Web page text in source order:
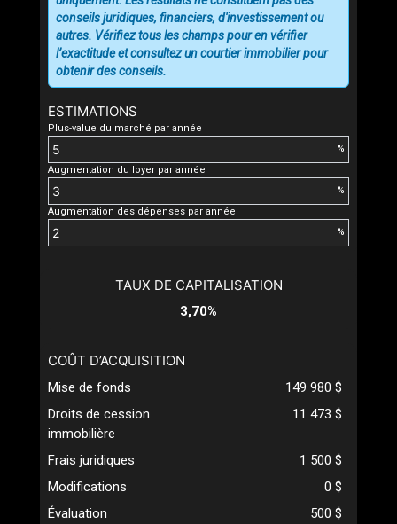
ESTIMATIONS
Plus-value du marché par année
%
Augmentation du loyer par année
%
Augmentation des dépenses par année
%
conseils juridiques, financiers, d'investissement ou
autres. Vérifiez tous les champs pour en vérifier
l’exactitude et consultez un courtier immobilier pour
obtenir des conseils.
TAUX DE CAPITALISATION
3,70%
COÛT D’ACQUISITION
Mise de fonds
149 980 $
Droits de cession
immobilière
11 473 $
Frais juridiques
1 500 $
Modifications
0 $
Évaluation
500 $